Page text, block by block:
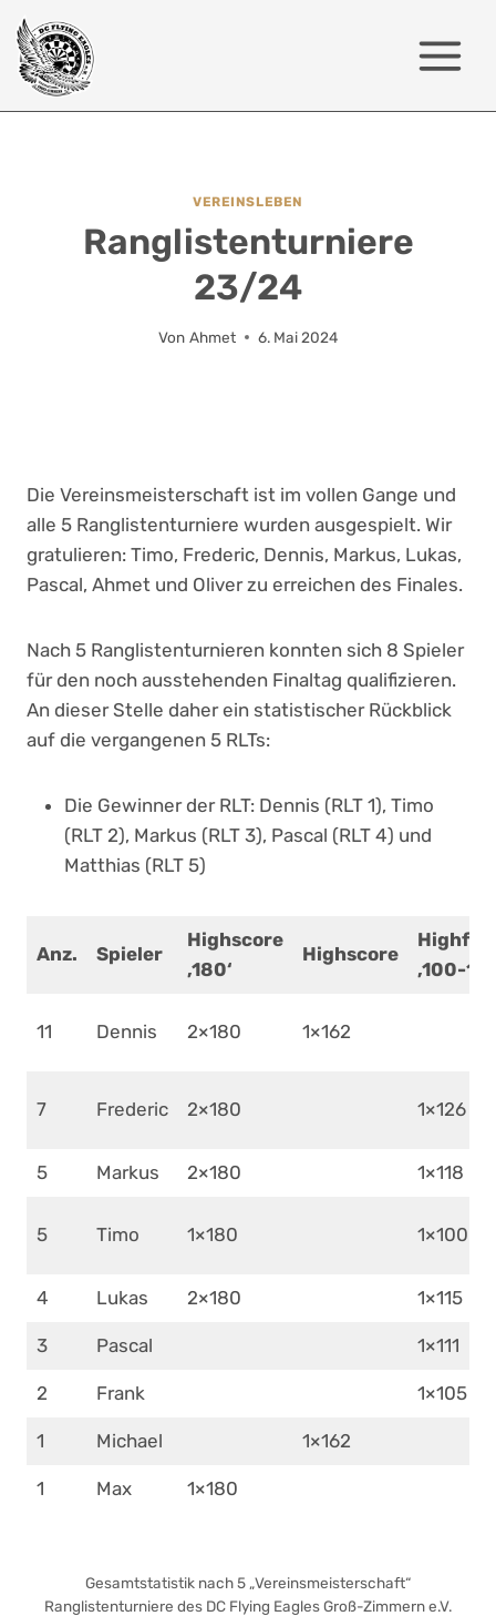
Zum
Inhalt
springen
VEREINSLEBEN
Ranglistenturniere
23/24
Von Ahmet 6. Mai 2024
Die Vereinsmeisterschaft ist im vollen Gange und
alle 5 Ranglistenturniere wurden ausgespielt. Wir
gratulieren: Timo, Frederic, Dennis, Markus, Lukas,
Pascal, Ahmet und Oliver zu erreichen des Finales.
Nach 5 Ranglistenturnieren konnten sich 8 Spieler
für den noch ausstehenden Finaltag qualifizieren.
An dieser Stelle daher ein statistischer Rückblick
auf die vergangenen 5 RLTs:
Die Gewinner der RLT: Dennis (RLT 1), Timo
(RLT 2), Markus (RLT 3), Pascal (RLT 4) und
Matthias (RLT 5)
Anz. Spieler
Highscore
‚180‘
Highscore
‚100-
11 Dennis 2×180 1×162
7 Frederic 2×180 1×126
5 Markus 2×180 1×118
5 Timo 1×180 1×100
4 Lukas 2×180 1×115
3 Pascal 1×111
2 Frank 1×105
1 Michael 1×162
1 Max 1×180
Gesamtstatistik nach 5 „Vereinsmeisterschaft“
Ranglistenturniere des DC Flying Eagles Groß-Zimmern e.V.